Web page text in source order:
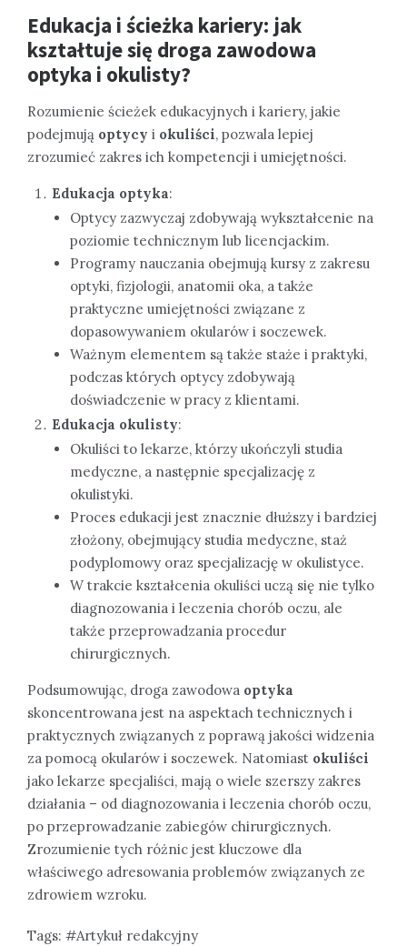
Edukacja i ścieżka kariery: jak
kształtuje się droga zawodowa
optyka i okulisty?
Rozumienie ścieżek edukacyjnych i kariery, jakie
podejmują optycy i okuliści, pozwala lepiej
zrozumieć zakres ich kompetencji i umiejętności.
Edukacja optyka:
Optycy zazwyczaj zdobywają wykształcenie na
poziomie technicznym lub licencjackim.
Programy nauczania obejmują kursy z zakresu
optyki, fizjologii, anatomii oka, a także
praktyczne umiejętności związane z
dopasowywaniem okularów i soczewek.
Ważnym elementem są także staże i praktyki,
podczas których optycy zdobywają
doświadczenie w pracy z klientami.
Edukacja okulisty:
Okuliści to lekarze, którzy ukończyli studia
medyczne, a następnie specjalizację z
okulistyki.
Proces edukacji jest znacznie dłuższy i bardziej
złożony, obejmujący studia medyczne, staż
podyplomowy oraz specjalizację w okulistyce.
W trakcie kształcenia okuliści uczą się nie tylko
diagnozowania i leczenia chorób oczu, ale
także przeprowadzania procedur
chirurgicznych.
Podsumowując, droga zawodowa optyka
skoncentrowana jest na aspektach technicznych i
praktycznych związanych z poprawą jakości widzenia
za pomocą okularów i soczewek. Natomiast okuliści
jako lekarze specjaliści, mają o wiele szerszy zakres
działania – od diagnozowania i leczenia chorób oczu,
po przeprowadzanie zabiegów chirurgicznych.
Zrozumienie tych różnic jest kluczowe dla
właściwego adresowania problemów związanych ze
zdrowiem wzroku.
Tags: Artykuł redakcyjny